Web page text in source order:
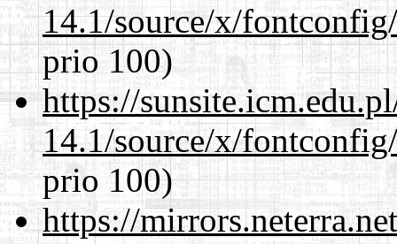
14.1/source/x/
prio 100)
https://
14.1/source/x/
prio 100)
https://